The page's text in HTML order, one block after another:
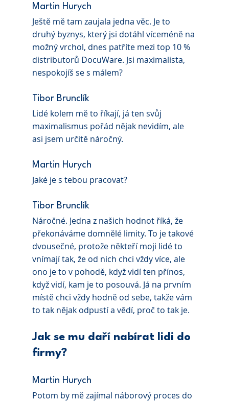
Martin Hurych
Ještě mě tam zaujala jedna věc. Je to
druhý byznys, který jsi dotáhl víceméně na
možný vrchol, dnes patříte mezi top 10 %
distributorů DocuWare. Jsi maximalista,
nespokojíš se s málem?
Tibor Brunclík
Lidé kolem mě to říkají, já ten svůj
maximalismus pořád nějak nevidím, ale
asi jsem určitě náročný.
Martin Hurych
Jaké je s tebou pracovat?
Tibor Brunclík
Náročné. Jedna z našich hodnot říká, že
překonáváme domnělé limity. To je takové
dvousečné, protože někteří moji lidé to
vnímají tak, že od nich chci vždy více, ale
ono je to v pohodě, když vidí ten přínos,
když vidí, kam je to posouvá. Já na prvním
místě chci vždy hodně od sebe, takže vám
to tak nějak odpustí a vědí, proč to tak je.
Jak se mu daří nabírat lidi do
firmy?
Martin Hurych
Potom by mě zajímal náborový proces do